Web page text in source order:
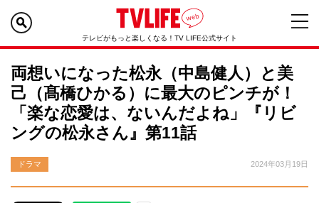
テレビがもっと楽しくなる！TV LIFE公式サイト
両想いになった松永（中島健人）と美
己（髙橋ひかる）に最大のピンチが！
「楽な恋愛は、ないんだよね」『リビ
ングの松永さん』第11話
ドラマ 2024年03月19日